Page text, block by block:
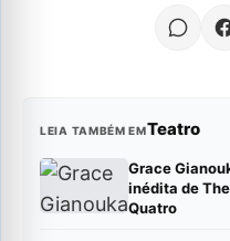
LEIA TAMBÉM EMTeatro
Grace
inédita de
Quatro